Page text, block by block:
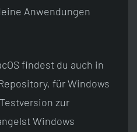
Anwendungen
findest du auch in
für Windows
zur
Windows